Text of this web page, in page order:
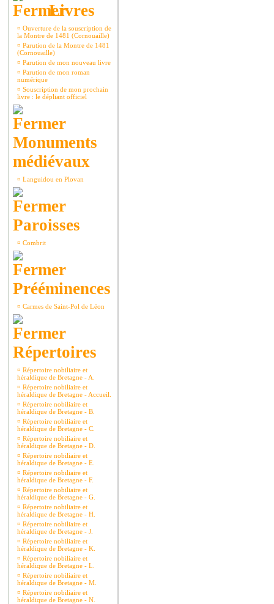
Livres
¤ Ouverture de la souscription de
la Montre de 1481 (Cornouaille)
¤ Parution de la Montre de 1481
(Cornouaille)
¤ Parution de mon nouveau livre
¤ Parution de mon roman
numérique
¤ Souscription de mon prochain
livre : le dépliant officiel
Monuments
médiévaux
¤ Languidou en Plovan
Paroisses
¤ Combrit
Prééminences
¤ Carmes de Saint-Pol de Léon
Répertoires
¤ Répertoire nobiliaire et
héraldique de Bretagne - A.
¤ Répertoire nobiliaire et
héraldique de Bretagne - Accueil.
¤ Répertoire nobiliaire et
héraldique de Bretagne - B.
¤ Répertoire nobiliaire et
héraldique de Bretagne - C.
¤ Répertoire nobiliaire et
héraldique de Bretagne - D.
¤ Répertoire nobiliaire et
héraldique de Bretagne - E.
¤ Répertoire nobiliaire et
héraldique de Bretagne - F.
¤ Répertoire nobiliaire et
héraldique de Bretagne - G.
¤ Répertoire nobiliaire et
héraldique de Bretagne - H.
¤ Répertoire nobiliaire et
héraldique de Bretagne - J.
¤ Répertoire nobiliaire et
héraldique de Bretagne - K.
¤ Répertoire nobiliaire et
héraldique de Bretagne - L.
¤ Répertoire nobiliaire et
héraldique de Bretagne - M.
¤ Répertoire nobiliaire et
héraldique de Bretagne - N.